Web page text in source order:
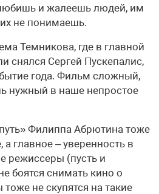
и жалеешь людей, им
не понимаешь.
Темникова, где в главной
снялся Сергей Пускепалис,
года. Фильм сложный,
нужный в наше непростое
Филиппа Абрютина тоже
а главное – уверенность в
режиссеры (пусть и
боятся снимать кино о
не скупятся на такие